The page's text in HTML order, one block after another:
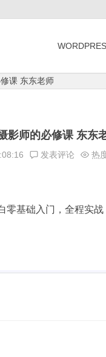
课 东东老师
影师的必修课 东东
发表评论 热
零基础入门，全程实